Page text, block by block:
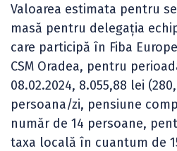
Valoarea estimata pentru
masă pentru delegația
care participă în Fiba
CSM Oradea, pentru
08.02.2024, 8.055,88 lei
persoana/zi, pensiune
număr de 14 persoane,
taxa locală în cuantum de